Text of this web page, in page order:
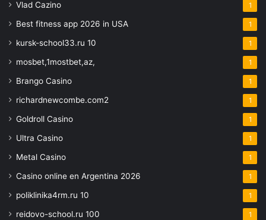
Vlad Cazino 1
Best fitness app 2026 in USA 1
kursk-school33.ru 10 1
mosbet,1mostbet,az, 1
Brango Casino 1
richardnewcombe.com2 1
Goldroll Casino 1
Ultra Casino 1
Metal Casino 1
Casino online en Argentina 2026 1
poliklinika4rm.ru 10 1
reidovo-school.ru 100 1